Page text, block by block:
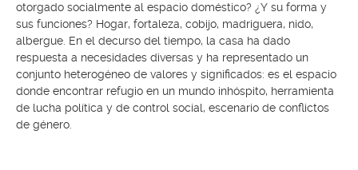
otorgado socialmente al espacio doméstico? ¿Y su forma y
sus funciones? Hogar, fortaleza, cobijo, madriguera, nido,
albergue. En el decurso del tiempo, la casa ha dado
respuesta a necesidades diversas y ha representado un
conjunto heterogéneo de valores y significados: es el espacio
donde encontrar refugio en un mundo inhóspito, herramienta
de lucha política y de control social, escenario de conflictos
de género.